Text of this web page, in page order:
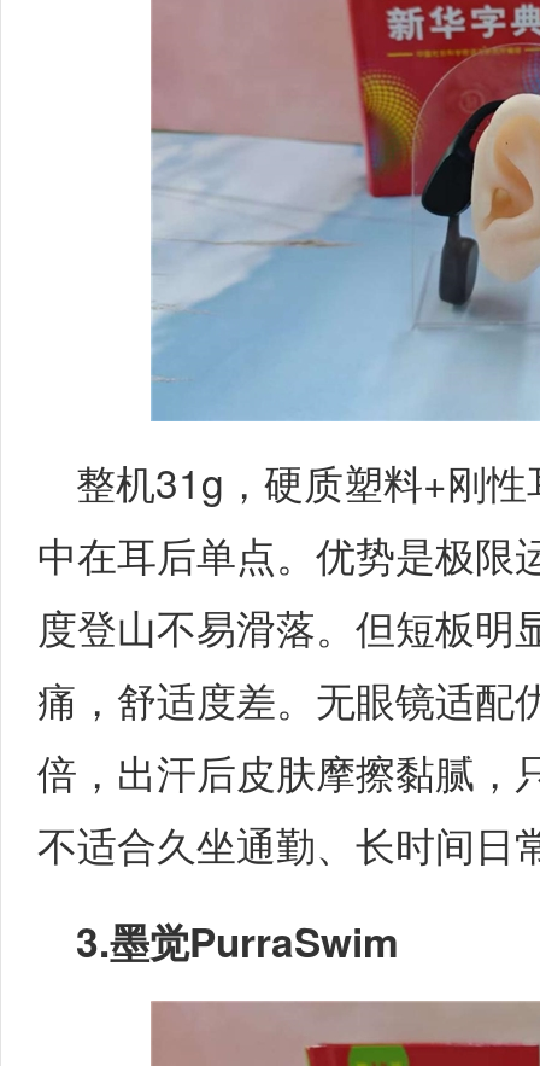
整机31g，硬质塑料+刚
中在耳后单点。优势是极限
度登山不易滑落。但短板明
痛，舒适度差。无眼镜适配
倍，出汗后皮肤摩擦黏腻，
不适合久坐通勤、长时间日
3.墨觉PurraSwim